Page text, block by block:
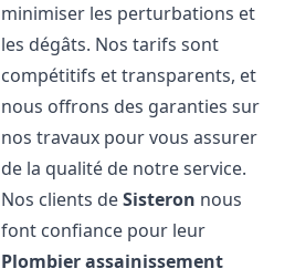
minimiser les perturbations et
les dégâts. Nos tarifs sont
compétitifs et transparents, et
nous offrons des garanties sur
nos travaux pour vous assurer
de la qualité de notre service.
Nos clients deSisteron nous
font confiance pour leur
Plombier assainissement